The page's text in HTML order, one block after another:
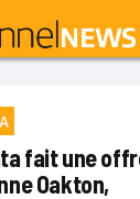
fait une
Oakton,